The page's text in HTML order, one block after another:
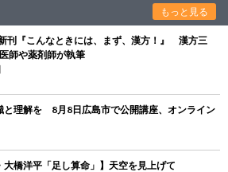
もっと見る
刊『こんなときには、まず、漢方！』 漢方三
師や薬剤師が執筆
と理解を 8月8日広島市で公開講座、オンライン
大橋洋平「足し算命」】天空を見上げて